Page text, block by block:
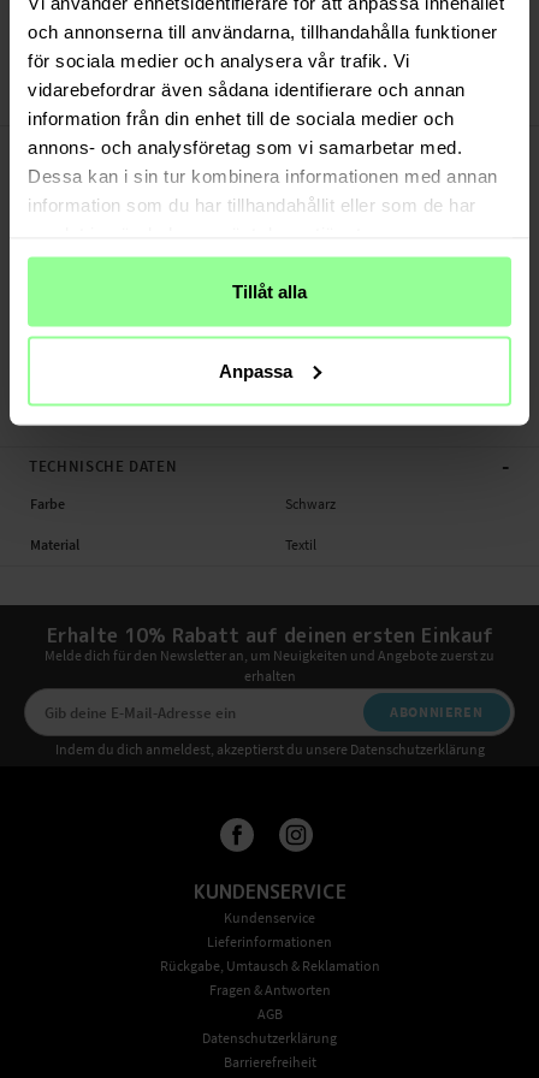
och annonserna till användarna, tillhandahålla funktioner
för sociala medier och analysera vår trafik. Vi
vidarebefordrar även sådana identifierare och annan
information från din enhet till de sociala medier och
annons- och analysföretag som vi samarbetar med.
Dessa kan i sin tur kombinera informationen med annan
information som du har tillhandahållit eller som de har
Tillåt alla
Anpassa
Bezahle sicher via Klarna oder PayPal
30 Tage Rückgaberecht
Art number:47243
PRODUKTBESCHREIBUNG
Katzenhalsband mit Reflektoren für AirTag.
- Apple AirTag
Material: Textil
Länge: Zwischen 220 mm und 350 mm
TECHNISCHE DATEN -
Farbe Schwarz
Material Textil
Erhalte 10% Rabatt auf deinen ersten Einkauf
Melde dich für den Newsletter an, um Neuigkeiten und Angebote zuerst zu
erhalten
ABONNIEREN
Indem du dich anmeldest, akzeptierst du unsere Datenschutzerklärung
KUNDENSERVICE
Kundenservice
Lieferinformationen
Rückgabe, Umtausch & Reklamation
Fragen & Antworten
AGB
Datenschutzerklärung
Barrierefreiheit